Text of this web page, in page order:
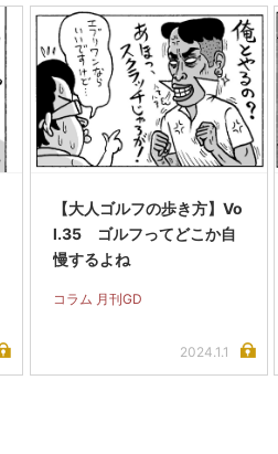
【大人ゴルフの歩き方】Vo
l.35 ゴルフってどこか自
慢するよね
コラム 月刊GD
2024.1.1